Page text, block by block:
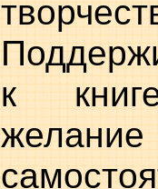
к
желание